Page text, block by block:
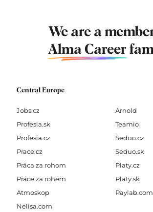
We are a
Alma Career
Central Europe
Jobs.cz
Profesia.sk
Profesia.cz
Prace.cz
Práca za rohom
Práce za rohem
Atmoskop
Nelisa.com
Arnold
Teamio
Seduo.cz
Seduo.sk
Platy.cz
Platy.sk
Paylab.com